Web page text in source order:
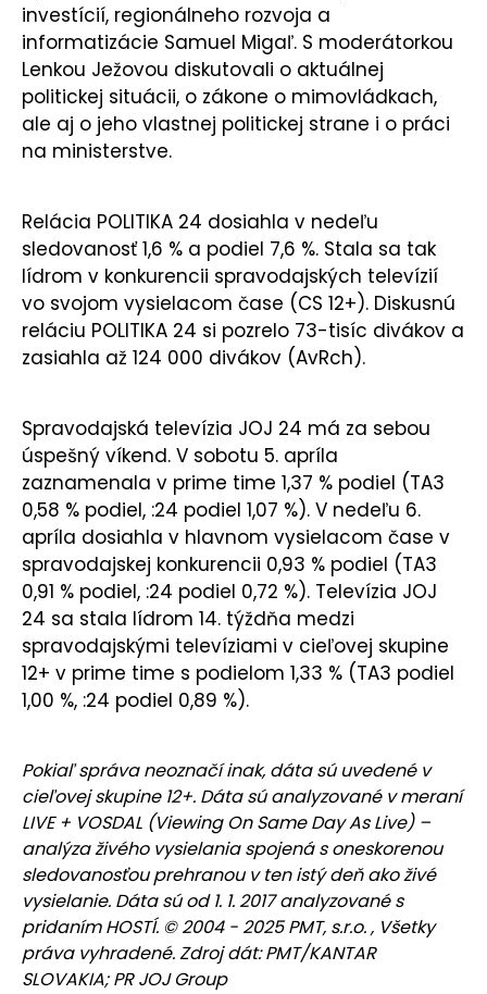
investícií, regionálneho rozvoja a
informatizácie Samuel Migaľ. S moderátorkou
Lenkou Ježovou diskutovali o aktuálnej
politickej situácii, o zákone o mimovládkach,
ale aj o jeho vlastnej politickej strane i o práci
na ministerstve.
Relácia POLITIKA 24 dosiahla v nedeľu
sledovanosť 1,6 % a podiel 7,6 %. Stala sa tak
lídrom v konkurencii spravodajských televízií
vo svojom vysielacom čase (CS 12+). Diskusnú
reláciu POLITIKA 24 si pozrelo 73-tisíc divákov a
zasiahla až 124 000 divákov (AvRch).
Spravodajská televízia JOJ 24 má za sebou
úspešný víkend. V sobotu 5. apríla
zaznamenala v prime time 1,37 % podiel (TA3
0,58 % podiel, :24 podiel 1,07 %). V nedeľu 6.
apríla dosiahla v hlavnom vysielacom čase v
spravodajskej konkurencii 0,93 % podiel (TA3
0,91 % podiel, :24 podiel 0,72 %). Televízia JOJ
24 sa stala lídrom 14. týždňa medzi
spravodajskými televíziami v cieľovej skupine
12+ v prime time s podielom 1,33 % (TA3 podiel
1,00 %, :24 podiel 0,89 %).
Pokiaľ správa neoznačí inak, dáta sú uvedené v
cieľovej skupine 12+. Dáta sú analyzované v meraní
LIVE + VOSDAL (Viewing On Same Day As Live) –
analýza živého vysielania spojená s oneskorenou
sledovanosťou prehranou v ten istý deň ako živé
vysielanie. Dáta sú od 1. 1. 2017 analyzované s
pridaním HOSTÍ. © 2004 - 2025 PMT, s.r.o. , Všetky
práva vyhradené. Zdroj dát: PMT/KANTAR
SLOVAKIA; PR JOJ Group